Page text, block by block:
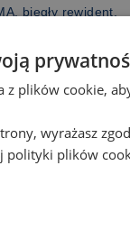
biegły rewident,
strategicznej z
raportowaniu,
angielskiego,
ERP i
z plików cookie,
wyrażasz
polityki plików